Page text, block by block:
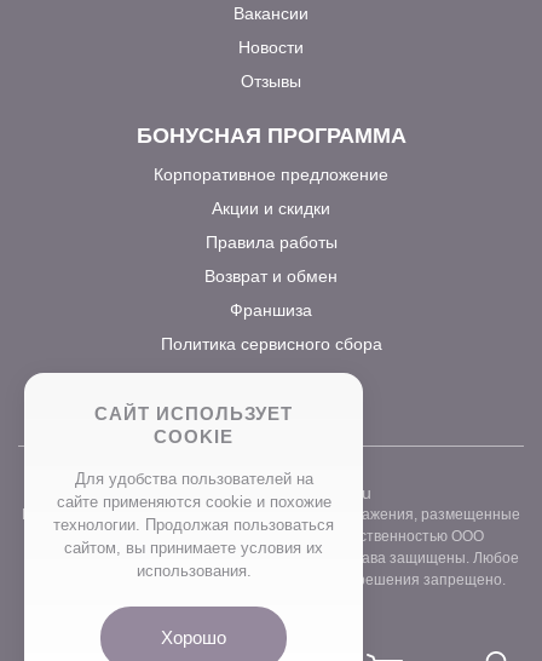
Вакансии
Новости
Отзывы
БОНУСНАЯ ПРОГРАММА
Корпоративное предложение
Акции и скидки
Правила работы
Возврат и обмен
Франшиза
Политика сервисного сбора
www.prostocvet.ru
Вся текстовая информация и графические изображения, размещенные
на сайте интернет-магазина, являются собственностью ООО
«ПРОСТОБУКЕТ» ОГРН 1157746211248. Все права защищены. Любое
использование контента без письменного разрешения запрещено.
САЙТ ИСПОЛЬЗУЕТ
COOKIE
Для удобства пользователей на
сайте применяются сookie и похожие
технологии. Продолжая пользоваться
сайтом, вы принимаете условия их
использования.
Хорошо